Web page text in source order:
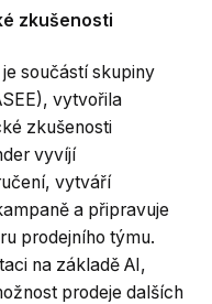
zkušenosti
součástí skupiny
vytvořila
zkušenosti
vyvíjí
vytváří
a připravuje
prodejního týmu.
na základě AI,
prodeje dalších